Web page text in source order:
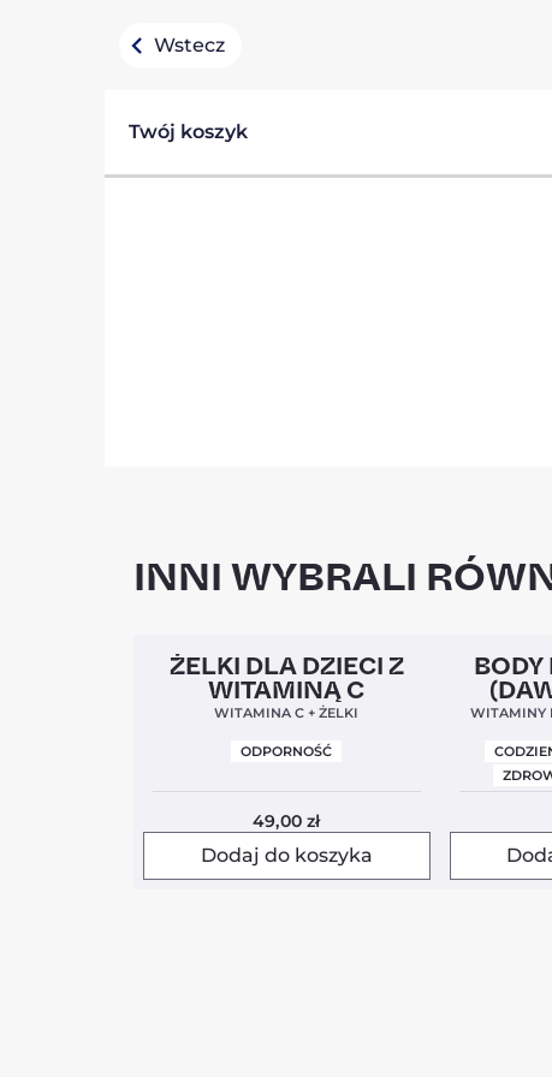
Wstecz
Twój koszyk
INNI WYBRALI
Clean Label 5,0
ŻELKI DLA DZIECI Z
WITAMINĄ C
WITAMINA C + ŻELKI
ODPORNOŚĆ
49,00zł
Dodaj do koszyka
Clean Label
BODY
WITAMINY